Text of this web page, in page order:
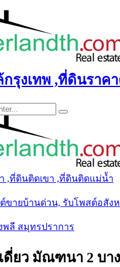
รุงเทพ ,ที่ดินราค
,ที่ดินติดเขา ,ที่ดินติดแม่น้ำ
ขายบ้านด่วน, รับโพสต์อสัง
พลี สมุทรปราการ
ดี่ยว มัณฑนา 2 บา